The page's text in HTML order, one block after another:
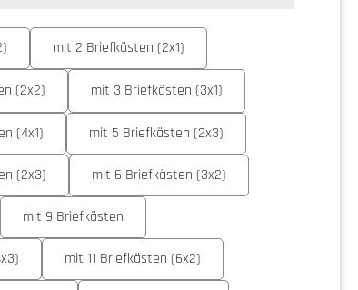
mit 2 Briefkästen (2x1)
(2x2) mit 3 Briefkästen (3x1)
(4x1) mit 5 Briefkästen (2x3)
(2x3) mit 6 Briefkästen (3x2)
mit 9 Briefkästen
mit 11 Briefkästen (6x2)